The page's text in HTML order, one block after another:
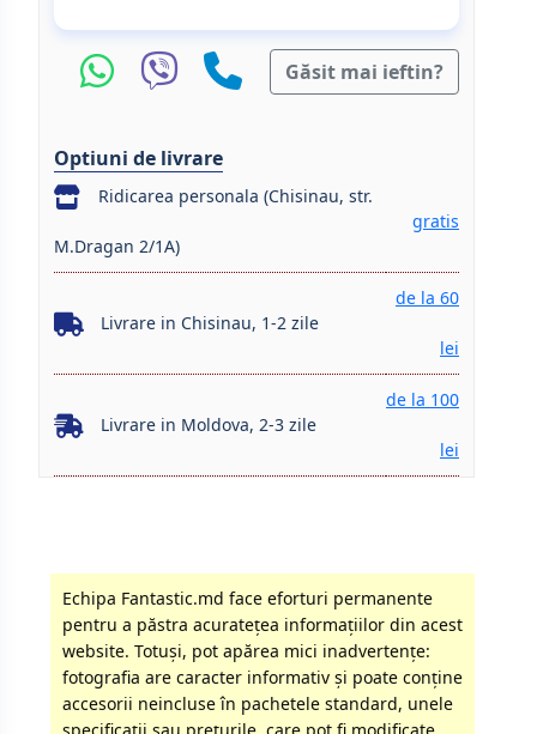
Găsit mai ieftin?
Optiuni de livrare
Ridicarea personala (Chisinau, str.
M.Dragan 2/1A)
gratis
Livrare in Chisinau, 1-2 zile
de la 60
lei
Livrare in Moldova, 2-3 zile
de la 100
lei
Echipa Fantastic.md face eforturi permanente
pentru a păstra acurateţea informaţiilor din acest
website. Totuși, pot apărea mici inadvertenţe:
fotografia are caracter informativ şi poate conţine
accesorii neincluse în pachetele standard, unele
specificaţii sau preţurile, care pot fi modificate